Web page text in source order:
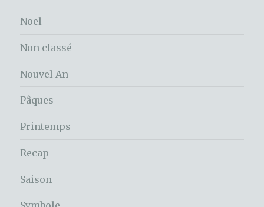
Noel
Non classé
Nouvel An
Pâques
Printemps
Recap
Saison